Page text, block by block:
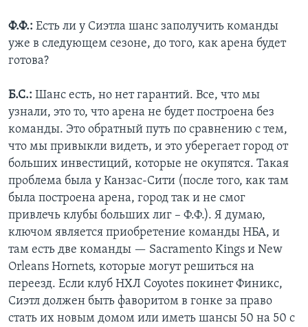
Ф.Ф.: Есть ли у Сиэтла шанс заполучить команды
уже в следующем сезоне, до того, как арена будет
готова?
Б.С.: Шанс есть, но нет гарантий. Все, что мы
узнали, это то, что арена не будет построена без
команды. Это обратный путь по сравнению с тем,
что мы привыкли видеть, и это уберегает город от
больших инвестиций, которые не окупятся. Такая
проблема была у Канзас-Сити (после того, как там
была построена арена, город так и не смог
привлечь клубы больших лиг – Ф.Ф.). Я думаю,
ключом является приобретение команды НБА, и
там есть две команды — Sacramento Kings и New
Orleans Hornets, которые могут решиться на
переезд. Если клуб НХЛ Coyotes покинет Финикс,
Сиэтл должен быть фаворитом в гонке за право
стать их новым домом или иметь шансы 50 на 50 с